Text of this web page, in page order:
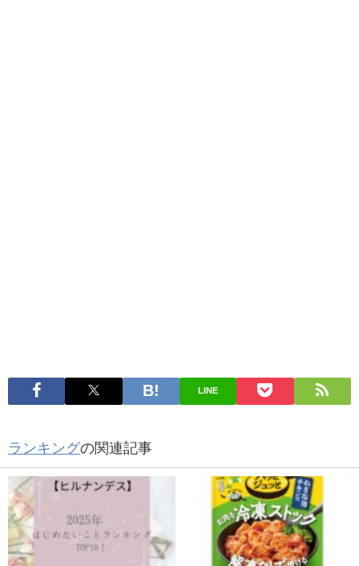
LINE
ランキングの関連記事